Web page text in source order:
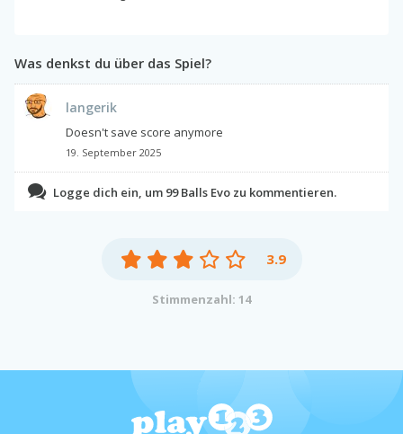
Was denkst du über das Spiel?
langerik
Doesn't save score anymore
19. September 2025
Logge dich ein, um 99 Balls Evo zu kommentieren.
3.9
Stimmenzahl: 14